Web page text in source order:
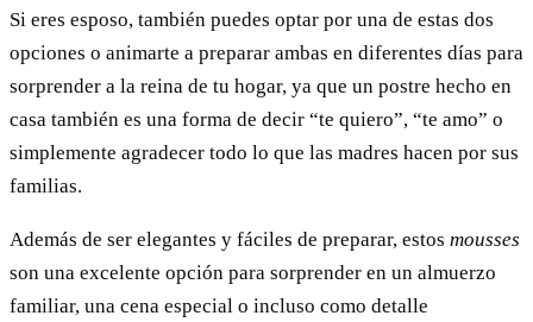
Si eres esposo, también puedes optar por una de estas dos
opciones o animarte a preparar ambas en diferentes días para
sorprender a la reina de tu hogar, ya que un postre hecho en
casa también es una forma de decir “te quiero”, “te amo” o
simplemente agradecer todo lo que las madres hacen por sus
familias.
Además de ser elegantes y fáciles de preparar, estos mousses
son una excelente opción para sorprender en un almuerzo
familiar, una cena especial o incluso como detalle